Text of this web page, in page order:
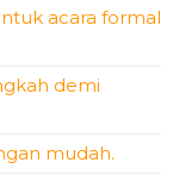
acara formal
demi
mudah.